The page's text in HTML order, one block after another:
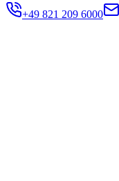
+49 821 209 6000